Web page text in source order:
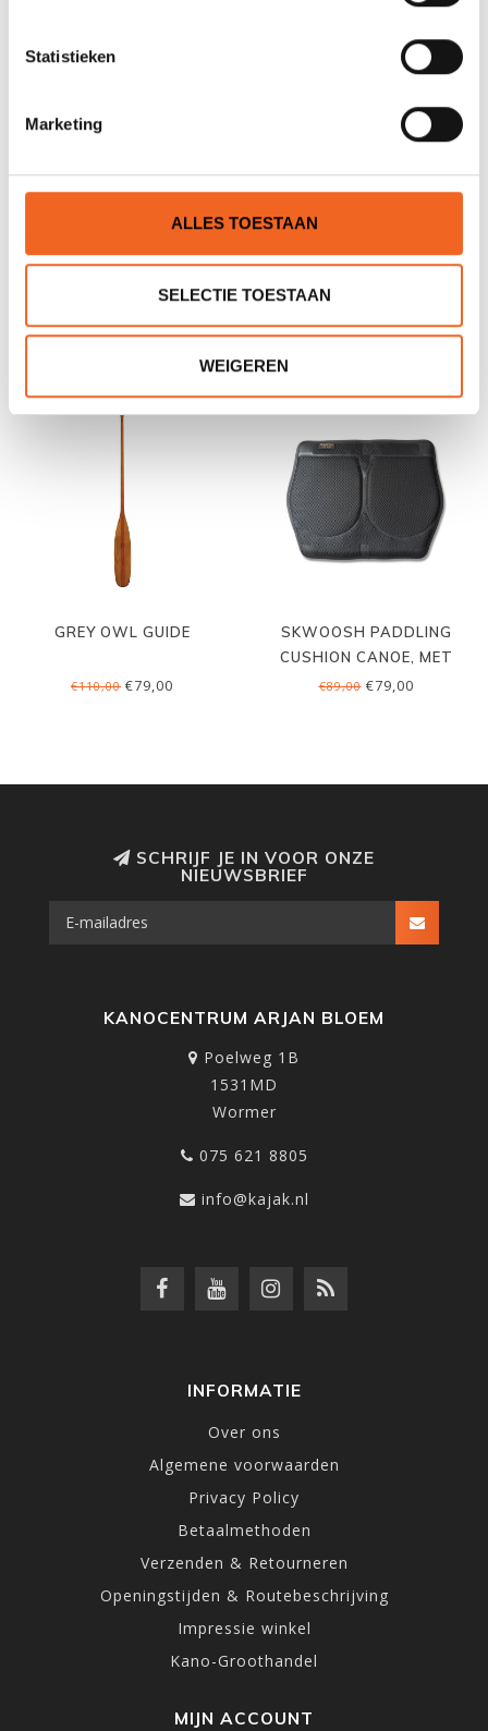
Statistieken
Marketing
ALLES TOESTAAN
SELECTIE TOESTAAN
WEIGEREN
GREY OWL SUGAR ISLAND GREY OWL PATHFINDER
GREY OWL GUIDE
€110,00 €79,00
SKWOOSH PADDLING
CUSHION CANOE, MET
BANDJES
€89,00€79,00
SCHRIJF JE IN VOOR ONZE
NIEUWSBRIEF
KANOCENTRUM ARJAN BLOEM
Poelweg 1B
1531MD
Wormer
075 621 8805
info@kajak.nl
INFORMATIE
Over ons
Algemene voorwaarden
Privacy Policy
Betaalmethoden
Verzenden & Retourneren
Openingstijden & Routebeschrijving
Impressie winkel
Kano-Groothandel
MIJN ACCOUNT